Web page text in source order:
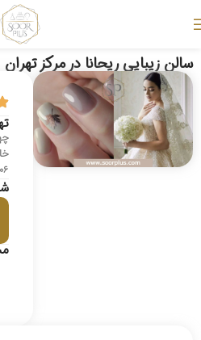
سالن زیبایی ریحانا در مرکز تهران